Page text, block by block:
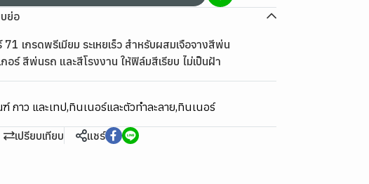
ย่อ
71 เกรดพรีเมียม ระเหยเร็ว สำหรับผสมเจือจางสีพ่น
อร์ สีพ่นรถ และสีโรงงาน ให้ฟิล์มสีเรียบ ไม่เป็นฝ้า
กาว และเทป,ทินเนอร์และตัวทำละลาย,ทินเนอร์
เปรียบเทียบ แชร์